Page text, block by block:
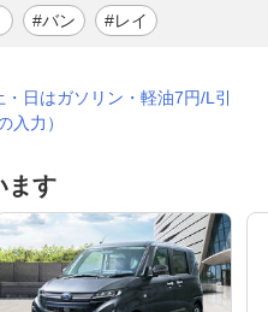
#バン #レイ
日はガソリン・軽油7円/L引
入力）
ます